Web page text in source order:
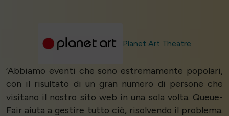
Planet Art Theatre
‘Abbiamo eventi che sono estremamente popolari,
con il risultato di un gran numero di persone che
visitano il nostro sito web in una sola volta. Queue-
Fair aiuta a gestire tutto ciò, risolvendo il problema.